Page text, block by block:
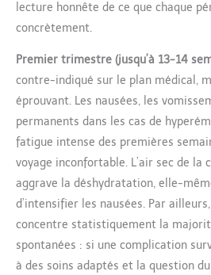
lecture honnête de ce que chaque
concrètement.
Premier trimestre (jusqu’à 13-14
contre-indiqué sur le plan médical,
éprouvant. Les nausées, les
permanents dans les cas de
fatigue intense des premières
voyage inconfortable. L’air sec de la
aggrave la déshydratation, elle-
d’intensifier les nausées. Par
concentre statistiquement la
spontanées : si une complication
à des soins adaptés et la question